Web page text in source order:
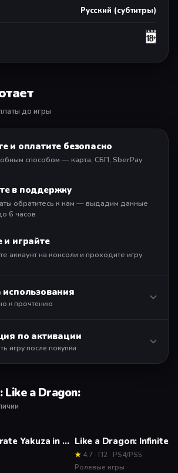
и развлекайтесь на Гавайях в этом
уникальные задания и развлечения.
игра (2 игрока)
Русский (субтитры)
до игры
и оплатите безопасно
способом — карта, СБП, SberPay
в поддержку
обратитесь к нам — выдадим данные
6 часов
и играйте
аккаунт на консоли и проходите игру
к прочтению
по активации
игру после покупки
Like a Dragon:
Like a Dragon: Pirate Yakuza in Hawaii Прокат и аренда игры 7 дней
★ 4.7 · П2 · PS4/PS5
Ролевые игры